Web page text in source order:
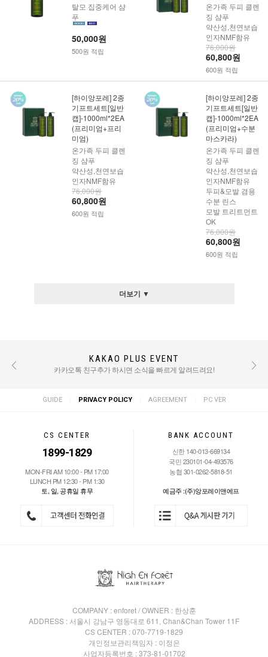
탈모 집중케어 샴
푸
50,000원
500원 적립
온가족 두피 클렌
징 샴푸
약산성,천연보습
인자NMF함유
76,000원
60,800원
600원 적립
[하이앙포레] 2종
기프트세트[일반
캡]-1000ml*2EA
(프리미엄+프리
미엄)
온가족 두피 클렌
징 샴푸
약산성,천연보습
인자NMF함유
76,000원
60,800원
600원 적립
[하이앙포레] 2종
기프트세트[일반
캡]-1000ml*2EA
(프리미엄+수분
마스카라)
온가족 두피 클렌
징 샴푸
약산성,천연보습
인자NMF함유
두피&모발 겸용
수분 린스
모발 트리트먼트
OK
76,000원
60,800원
600원 적립
더보기 ▼
REVIEW EVENT
후기 작성 시 적립금 혜택 / TEXT : 500점 PHOTO : 1000점
KAKAO PLUS EVENT
카카오톡 친구추가 하시면 소식을 빠르게 알려드려요!
GUIDE PRIVACY POLICY AGREEMENT PC VER
CS CENTER
1899-1829
MON-FRI AM 10:00 - PM 17:00
LUNCH PM 12:30 - PM 1:30
토, 일, 공휴일 휴무
BANK ACCOUNT
신한 140-013-669134
국민 230101-04-493576
농협 301-0262-5818-51
예금주 :(주)앙포레이앤에프
COMPANY : enforet / OWNER : 한상훈
ADDRESS : 서울시 강남구 영동대로 611, Chan&Chan Tower 11F
CS CENTER : 070-7719-1829
개인정보관리책임자 : 이정은
사업자등록번호 : 373-81-01702